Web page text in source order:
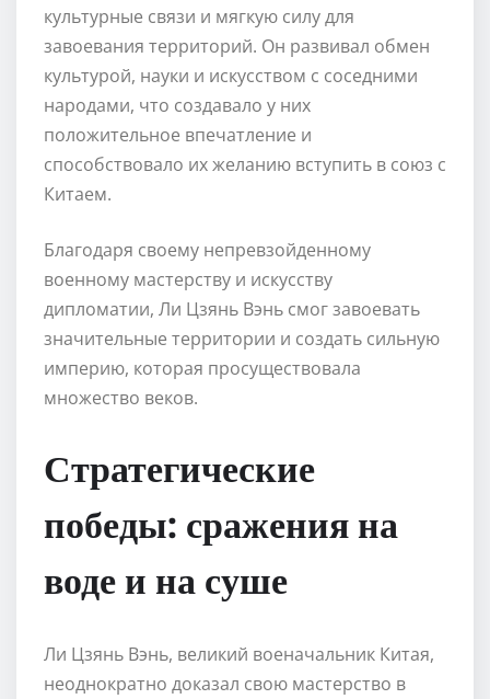
культурные связи и мягкую силу для
завоевания территорий. Он развивал обмен
культурой, науки и искусством с соседними
народами, что создавало у них
положительное впечатление и
способствовало их желанию вступить в союз с
Китаем.
Благодаря своему непревзойденному
военному мастерству и искусству
дипломатии, Ли Цзянь Вэнь смог завоевать
значительные территории и создать сильную
империю, которая просуществовала
множество веков.
Стратегические
победы: сражения на
воде и на суше
Ли Цзянь Вэнь, великий военачальник Китая,
неоднократно доказал свою мастерство в